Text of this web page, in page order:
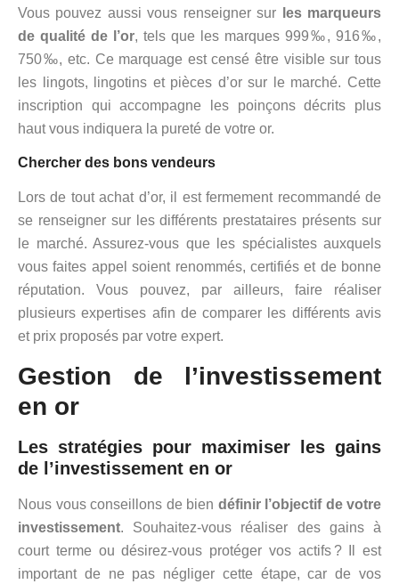
Vous pouvez aussi vous renseigner sur
les marqueurs
de qualité de l’or, tels que les marques 999‰, 916‰,
750‰, etc. Ce marquage est censé être visible sur tous
les lingots, lingotins et pièces d’or sur le marché. Cette
inscription qui accompagne les poinçons décrits plus
haut vous indiquera la pureté de votre or.
Chercher des bons vendeurs
Lors de tout achat d’or, il est fermement recommandé de
se renseigner sur les différents prestataires présents sur
le marché. Assurez-vous que les spécialistes auxquels
vous faites appel soient renommés, certifiés et de bonne
réputation. Vous pouvez, par ailleurs, faire réaliser
plusieurs expertises afin de comparer les différents avis
et prix proposés par votre expert.
Gestion de l’investissement
en or
Les stratégies pour maximiser les gains
de l’investissement en or
Nous vous conseillons de bien définir l’objectif de votre
investissement. Souhaitez-vous réaliser des gains à
court terme ou désirez-vous protéger vos actifs ? Il est
important de ne pas négliger cette étape, car de vos